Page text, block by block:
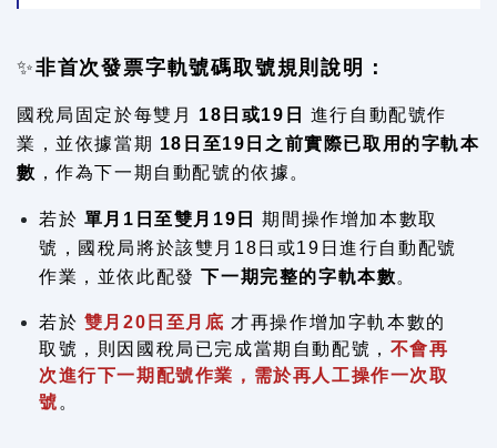
✨非首次發票字軌號碼取號規則說明：
國稅局固定於每雙月 18日或19日
進行自動配號作
業，並依據當期 18日至19日之前實際已取用的字軌本
數 ，作為下一期自動配號的依據。
若於 單月1日至雙月19日
期間操作增加本數取
號，國稅局將於該雙月18日或19日進行自動配號
作業，並依此配發下一期完整的字軌本數。
若於 雙月20日至月底 才再操作增加字軌本數的
取號，則因國稅局已完成當期自動配號， 不會再
次進行下一期配號作業 ，需於再人工操作一次取
號 。